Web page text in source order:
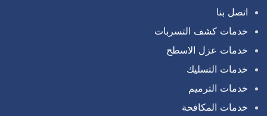
اتصل بنا
خدمات كشف التسربات
خدمات عزل الاسطح
خدمات التسليك
خدمات الترميم
خدمات المكافحة